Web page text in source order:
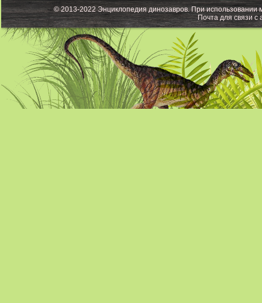
© 2013-2022 Энциклопедия динозавров. При использовании
Почта для связи с